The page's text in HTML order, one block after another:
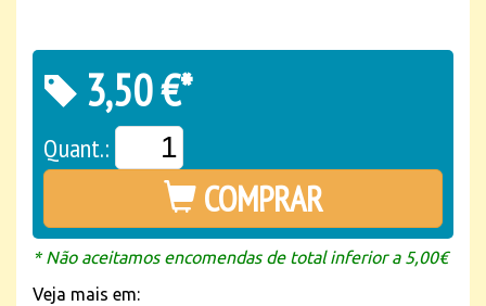
3,50 €*
Quant.:
COMPRAR
* Não aceitamos encomendas de total inferior a 5,00€
Veja mais em: